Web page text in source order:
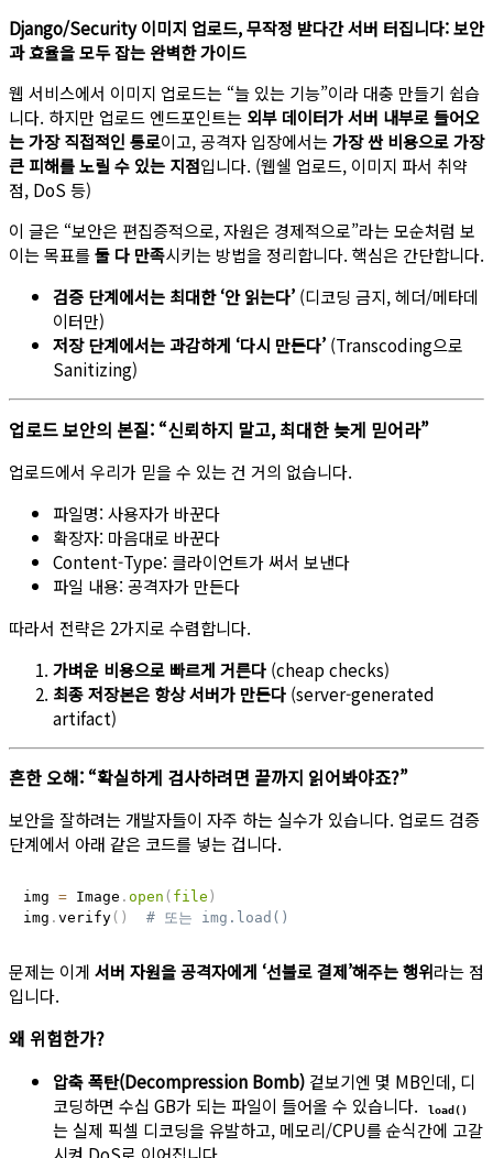
Django/Security 이미지 업로드, 무작정 받다간 서버 터집니다: 보안
과 효율을 모두 잡는 완벽한 가이드
웹 서비스에서 이미지 업로드는 “늘 있는 기능”이라 대충 만들기 쉽습
니다. 하지만 업로드 엔드포인트는 외부 데이터가 서버 내부로 들어오
는 가장 직접적인 통로이고, 공격자 입장에서는가장 싼 비용으로 가장
큰 피해를 노릴 수 있는 지점입니다. (웹쉘 업로드, 이미지 파서 취약
점, DoS 등)
이 글은 “보안은 편집증적으로, 자원은 경제적으로”라는 모순처럼 보
이는 목표를둘 다 만족시키는 방법을 정리합니다. 핵심은 간단합니다.
검증 단계에서는 최대한 ‘안 읽는다’ (디코딩 금지, 헤더/메타데
이터만)
저장 단계에서는 과감하게 ‘다시 만든다’ (Transcoding으로
Sanitizing)
업로드 보안의 본질: “신뢰하지 말고, 최대한 늦게 믿어라”
업로드에서 우리가 믿을 수 있는 건 거의 없습니다.
파일명: 사용자가 바꾼다
확장자: 마음대로 바꾼다
Content-Type: 클라이언트가 써서 보낸다
파일 내용: 공격자가 만든다
따라서 전략은 2가지로 수렴합니다.
가벼운 비용으로 빠르게 거른다 (cheap checks)
최종 저장본은 항상 서버가 만든다 (server-generated
artifact)
흔한 오해: “확실하게 검사하려면 끝까지 읽어봐야죠?”
보안을 잘하려는 개발자들이 자주 하는 실수가 있습니다. 업로드 검증
단계에서 아래 같은 코드를 넣는 겁니다.
img = Image . open ( file )
img . verify( ) # 또는 img.load()
문제는 이게 서버 자원을 공격자에게 ‘선불로 결제’해주는 행위라는 점
입니다.
왜 위험한가?
압축 폭탄(Decompression Bomb) 겉보기엔 몇 MB인데, 디
코딩하면 수십 GB가 되는 파일이 들어올 수 있습니다.
load()
는 실제 픽셀 디코딩을 유발하고, 메모리/CPU를 순식간에 고갈